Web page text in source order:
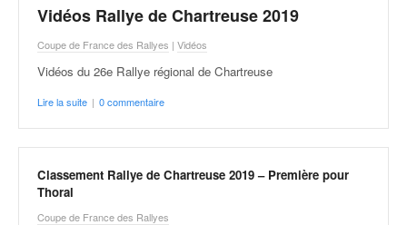
Vidéos Rallye de Chartreuse 2019
Coupe de France des Rallyes | Vidéos
Vidéos du 26e Rallye régional de Chartreuse
Lire la suite | 0 commentaire
Classement Rallye de Chartreuse 2019 – Première pour
Thoral
Coupe de France des Rallyes